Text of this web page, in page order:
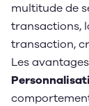
multitude de
transactions,
transaction,
Les